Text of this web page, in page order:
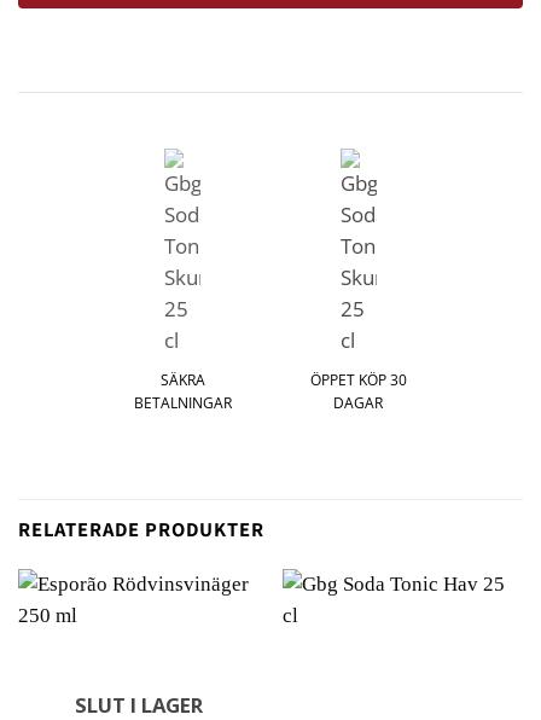
SÄKRA
BETALNINGAR
ÖPPET KÖP 30
DAGAR
RELATERADE PRODUKTER
SLUT I LAGER